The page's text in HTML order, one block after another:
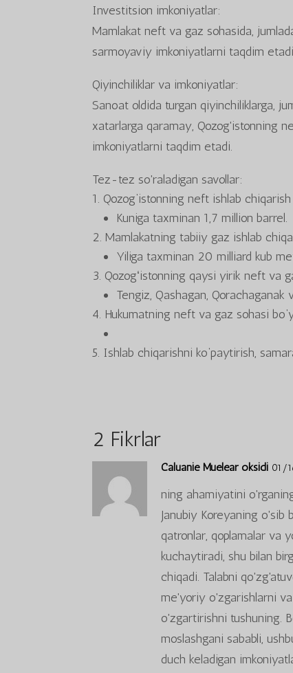
Investitsion imkoniyatlar:
Mamlakat neft va gaz sohasida,
sarmoyaviy imkoniyatlarni taqdim
Qiyinchiliklar va imkoniyatlar:
Sanoat oldida turgan qiyinchiliklarga,
xatarlarga qaramay, Qozog'istonning
imkoniyatlarni taqdim etadi.
Tez-tez so'raladigan savollar:
Qozog‘istonning neft ishlab
Kuniga taxminan 1,7 million barrel.
Mamlakatning tabiiy gaz ishlab
Yiliga taxminan 20 milliard kub
Qozogʻistonning qaysi yirik neft va
Tengiz, Qashagan, Qorachaganak
Hukumatning neft va gaz sohasi
Ishlab chiqarishni ko‘paytirish,
2 Fikrlar
Caluanie Muelear oksidi 01/
ning ahamiyatini
Janubiy Koreyaning o'sib
qatronlar, qoplamalar va
kuchaytiradi, shu bilan
chiqadi. Talabni
me'yoriy o'zgarishlarni
o'zgartirishni tushuning.
moslashgani sababli,
duch keladigan